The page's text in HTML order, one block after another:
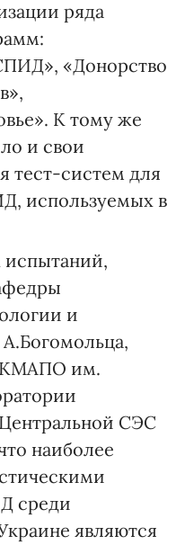
ряда
«Донорство
К тому же
и свои
тест-систем для
используемых в
испытаний,
и
КМАПО им.
СЭС
наиболее
среди
являются